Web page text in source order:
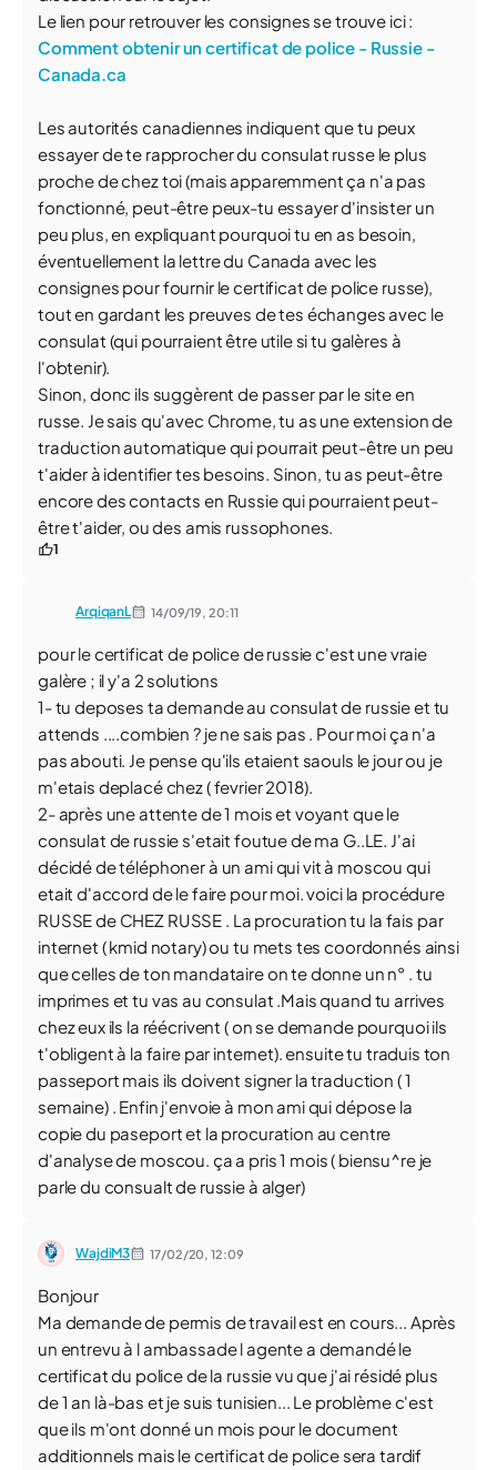
Le lien pour retrouver les consignes se trouve ici :
Comment obtenir un certificat de police - Russie -
Canada.ca
Les autorités canadiennes indiquent que tu peux
essayer de te rapprocher du consulat russe le plus
proche de chez toi (mais apparemment ça n'a pas
fonctionné, peut-être peux-tu essayer d'insister un
peu plus, en expliquant pourquoi tu en as besoin,
éventuellement la lettre du Canada avec les
consignes pour fournir le certificat de police russe),
tout en gardant les preuves de tes échanges avec le
consulat (qui pourraient être utile si tu galères à
l'obtenir).
Sinon, donc ils suggèrent de passer par le site en
russe. Je sais qu'avec Chrome, tu as une extension de
traduction automatique qui pourrait peut-être un peu
t'aider à identifier tes besoins. Sinon, tu as peut-être
encore des contacts en Russie qui pourraient peut-
être t'aider, ou des amis russophones.
1
ArqiqanL 14/09/19, 20:11
pour le certificat de police de russie c'est une vraie
galère ; il y'a 2 solutions
1- tu deposes ta demande au consulat de russie et tu
attends ....combien ? je ne sais pas . Pour moi ça n'a
pas abouti. Je pense qu'ils etaient saouls le jour ou je
m'etais deplacé chez ( fevrier 2018).
2- après une attente de 1 mois et voyant que le
consulat de russie s'etait foutue de ma G..LE. J'ai
décidé de téléphoner à un ami qui vit à moscou qui
etait d'accord de le faire pour moi. voici la procédure
RUSSE de CHEZ RUSSE . La procuration tu la fais par
internet ( kmid notary) ou tu mets tes coordonnés ainsi
que celles de ton mandataire on te donne un n° . tu
imprimes et tu vas au consulat .Mais quand tu arrives
chez eux ils la réécrivent ( on se demande pourquoi ils
t'obligent à la faire par internet). ensuite tu traduis ton
passeport mais ils doivent signer la traduction ( 1
semaine) . Enfin j'envoie à mon ami qui dépose la
copie du paseport et la procuration au centre
d'analyse de moscou. ça a pris 1 mois ( biensu^re je
parle du consualt de russie à alger)
WajdiM3 17/02/20,12:09
Bonjour
Ma demande de permis de travail est en cours... Après
un entrevu à l ambassade l agente a demandé le
certificat du police de la russie vu que j'ai résidé plus
de 1 an là-bas et je suis tunisien... Le problème c'est
que ils m'ont donné un mois pour le document
additionnels mais le certificat de police sera tardif